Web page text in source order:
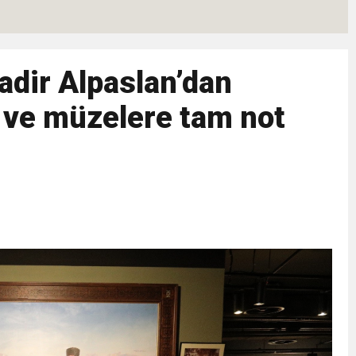
neden oluyor
ile ilgili bilgi verdi
Alpaslan’dan
müzelere tam not